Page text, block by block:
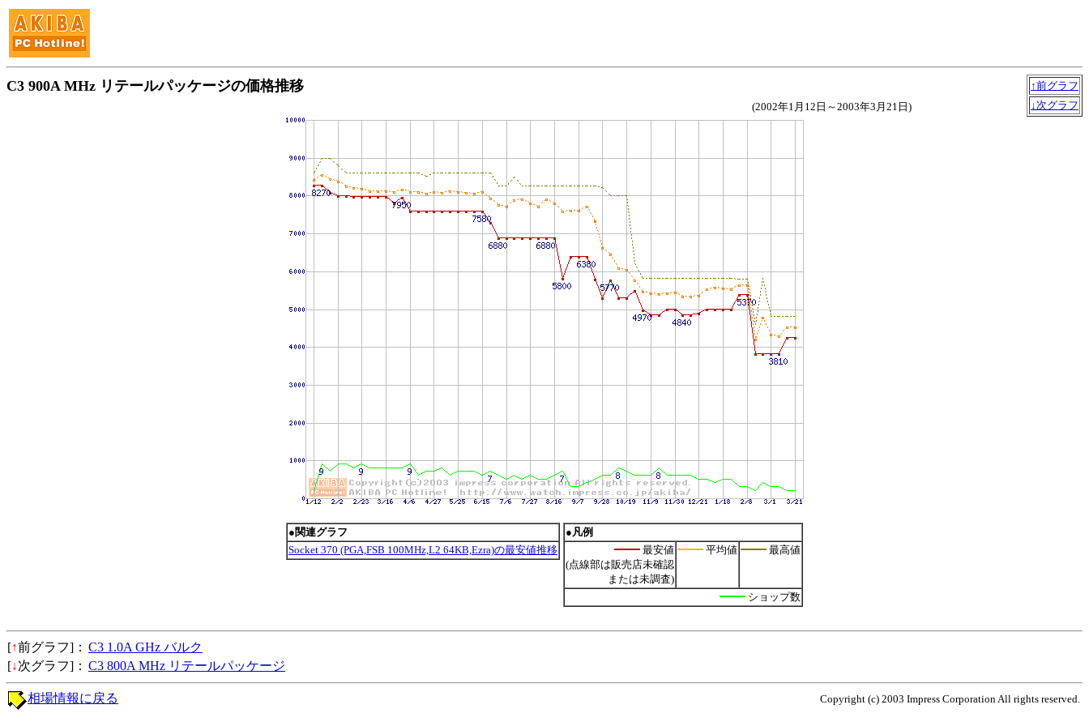
C3 900A MHz リテールパッケージの価格推移
↑前グラフ
↓次グラフ
(2002年1月12日～2003年3月21日)
●関連グラフ
Socket 370 (PGA,FSB 100MHz,L2 64KB,Ezra)の最安値推移
●凡例
最安値
(点線部は販売店未確認
または未調査)
平均値 最高値
ショップ数
[↑前グラフ]： C3 1.0A GHz バルク
[↓次グラフ]： C3 800A MHz リテールパッケージ
Copyright (c) 2003 Impress Corporation All rights reserved.
相場情報に戻る